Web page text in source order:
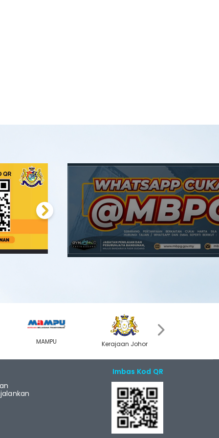
Next
MAMPU Kerajaan Johor
Imbas Kod QR